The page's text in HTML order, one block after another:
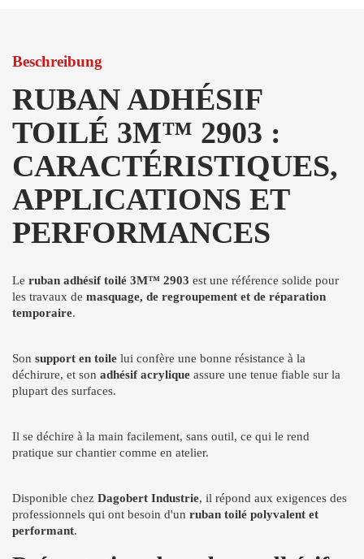
Beschreibung
RUBAN ADHÉSIF
TOILÉ 3M™ 2903 :
CARACTÉRISTIQUES,
APPLICATIONS ET
PERFORMANCES
Le ruban adhésif toilé 3M™ 2903 est une référence solide pour
les travaux de masquage, de regroupement et de réparation
temporaire.
Son support en toile lui confère une bonne résistance à la
déchirure, et son adhésif acrylique assure une tenue fiable sur la
plupart des surfaces.
Il se déchire à la main facilement, sans outil, ce qui le rend
pratique sur chantier comme en atelier.
Disponible chez Dagobert Industrie, il répond aux exigences des
professionnels qui ont besoin d'un ruban toilé polyvalent et
performant.